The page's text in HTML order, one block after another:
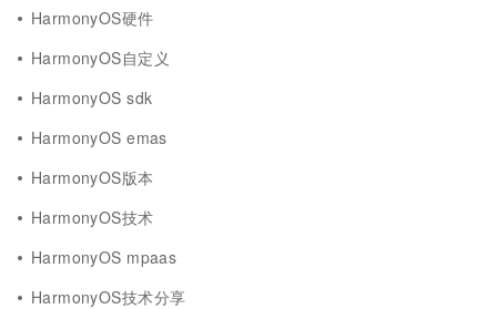
HarmonyOS硬件
HarmonyOS自定义
HarmonyOS sdk
HarmonyOS emas
HarmonyOS版本
HarmonyOS技术
HarmonyOS mpaas
HarmonyOS技术分享